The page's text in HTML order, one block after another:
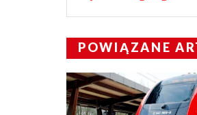
POWIĄZANE